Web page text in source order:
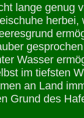
lange genug
herbei,
Wasser
im tiefsten
an Land
Grund des